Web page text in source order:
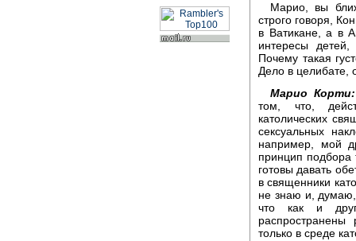
Марио, вы
строго говоря,
в Ватикане, а в
интересы детей,
Почему такая
Дело в целибате,
Марио Корти:
том, что,
католических
сексуальных
например, мой
принцип подбора
готовы давать
в священники
не знаю и, думаю,
что как и
только в среде